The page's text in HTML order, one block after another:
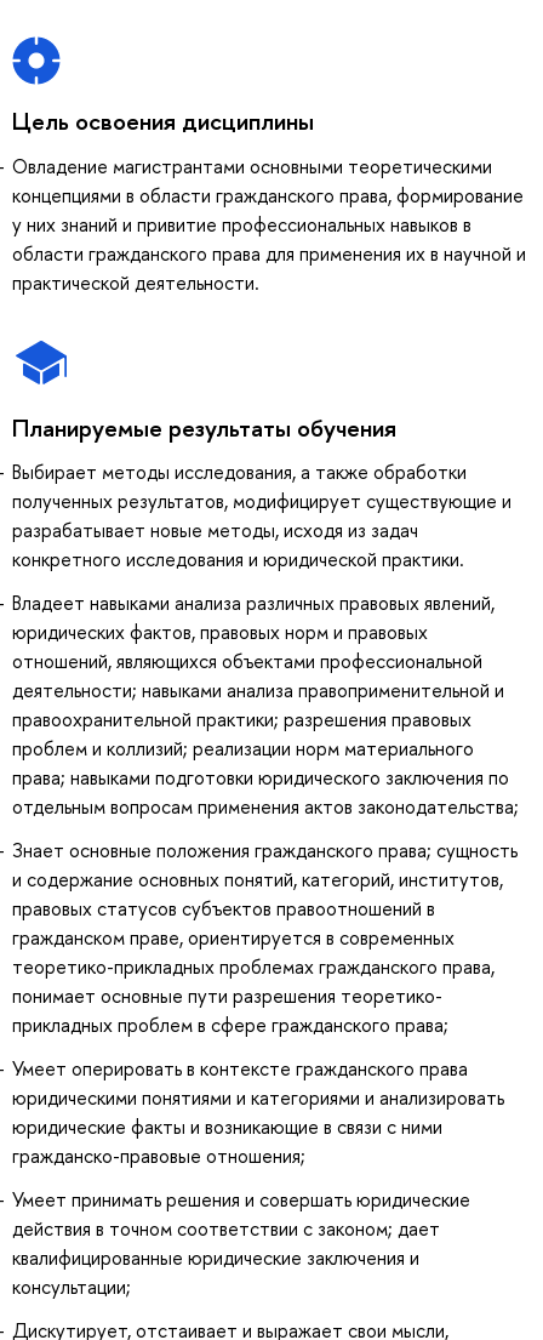
Цель освоения дисциплины
Овладение магистрантами основными теоретическими
концепциями в области гражданского права, формирование
у них знаний и привитие профессиональных навыков в
области гражданского права для применения их в научной и
практической деятельности.
Планируемые результаты обучения
Выбирает методы исследования, а также обработки
полученных результатов, модифицирует существующие и
разрабатывает новые методы, исходя из задач
конкретного исследования и юридической практики.
Владеет навыками анализа различных правовых явлений,
юридических фактов, правовых норм и правовых
отношений, являющихся объектами профессиональной
деятельности; навыками анализа правоприменительной и
правоохранительной практики; разрешения правовых
проблем и коллизий; реализации норм материального
права; навыками подготовки юридического заключения по
отдельным вопросам применения актов законодательства;
Знает основные положения гражданского права; сущность
и содержание основных понятий, категорий, институтов,
правовых статусов субъектов правоотношений в
гражданском праве, ориентируется в современных
теоретико-прикладных проблемах гражданского права,
понимает основные пути разрешения теоретико-
прикладных проблем в сфере гражданского права;
Умеет оперировать в контексте гражданского права
юридическими понятиями и категориями и анализировать
юридические факты и возникающие в связи с ними
гражданско-правовые отношения;
Умеет принимать решения и совершать юридические
действия в точном соответствии с законом; дает
квалифицированные юридические заключения и
консультации;
Дискутирует, отстаивает и выражает свои мысли,